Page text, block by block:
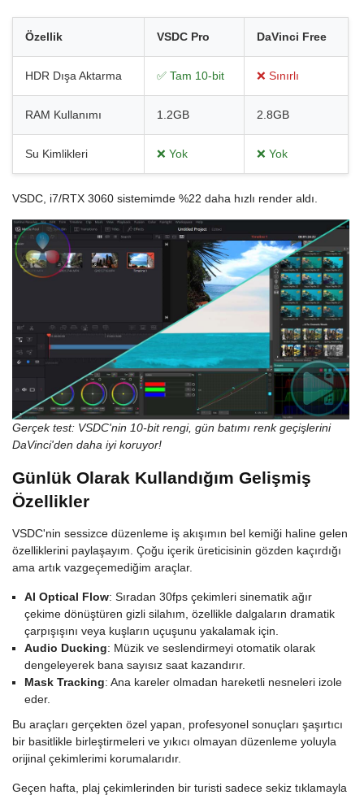
Özellik VSDC Pro DaVinci Free
HDR Dışa Aktarma ✅ Tam 10-bit ❌ Sınırlı
RAM Kullanımı 1.2GB 2.8GB
Su Kimlikleri ❌ Yok ❌ Yok
VSDC, i7/RTX 3060 sistemimde %22 daha hızlı render aldı.
Gerçek test: VSDC'nin 10-bit rengi, gün batımı renk geçişlerini
DaVinci'den daha iyi koruyor!
Günlük Olarak Kullandığım Gelişmiş
Özellikler
VSDC'nin sessizce düzenleme iş akışımın bel kemiği haline gelen
özelliklerini paylaşayım. Çoğu içerik üreticisinin gözden kaçırdığı
ama artık vazgeçemediğim araçlar.
AI Optical Flow: Sıradan 30fps çekimleri sinematik ağır
çekime dönüştüren gizli silahım, özellikle dalgaların dramatik
çarpışışını veya kuşların uçuşunu yakalamak için.
Audio Ducking: Müzik ve seslendirmeyi otomatik olarak
dengeleyerek bana sayısız saat kazandırır.
Mask Tracking: Ana kareler olmadan hareketli nesneleri izole
eder.
Bu araçları gerçekten özel yapan, profesyonel sonuçları şaşırtıcı
bir basitlikle birleştirmeleri ve yıkıcı olmayan düzenleme yoluyla
orijinal çekimlerimi korumalarıdır.
Geçen hafta, plaj çekimlerinden bir turisti sadece sekiz tıklamayla